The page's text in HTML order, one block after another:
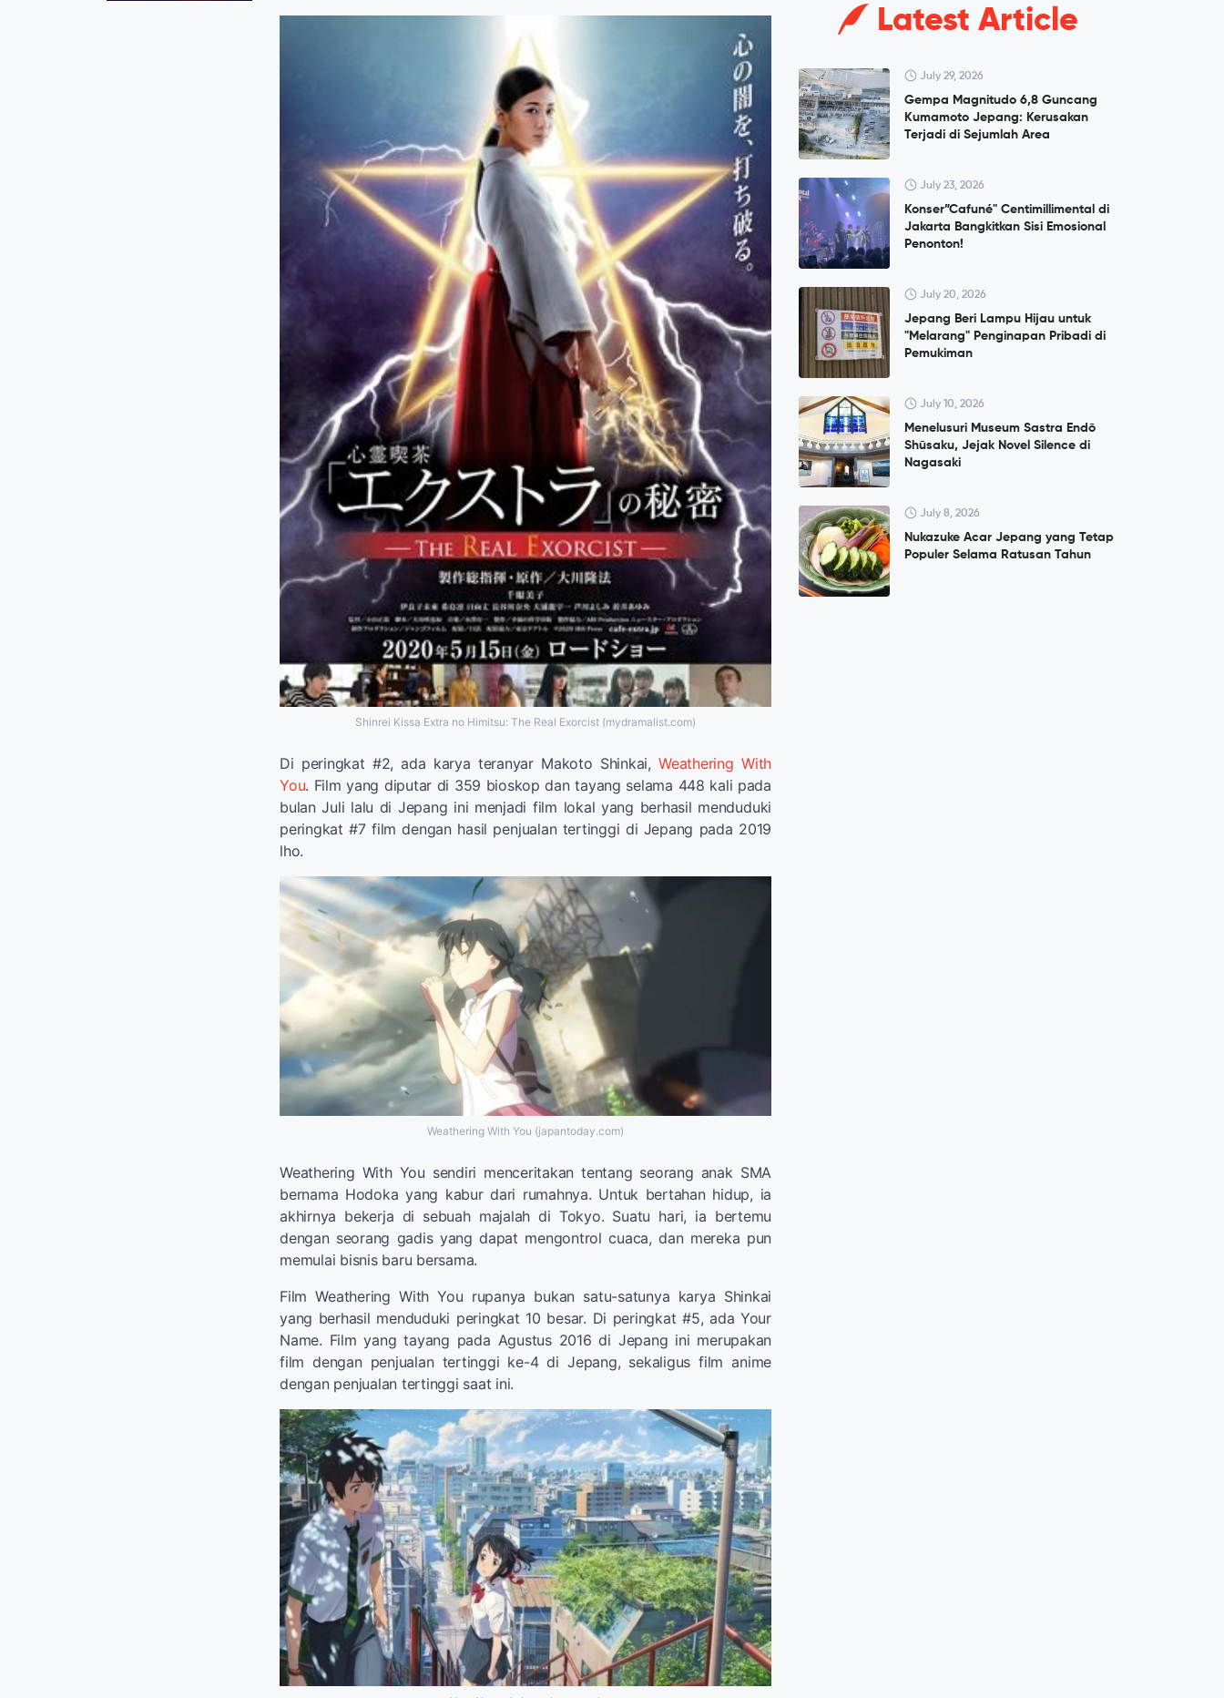
Shinrei Kissa Extra no Himitsu: The Real Exorcist (mydramalist.com)
Di peringkat #2, ada karya teranyar Makoto Shinkai,Weathering With
You. Film yang diputar di 359 bioskop dan tayang selama 448 kali pada
bulan Juli lalu di Jepang ini menjadi film lokal yang berhasil menduduki
peringkat #7 film dengan hasil penjualan tertinggi di Jepang pada 2019
lho.
Weathering With You (japantoday.com)
Weathering With You sendiri menceritakan tentang seorang anak SMA
bernama Hodoka yang kabur dari rumahnya. Untuk bertahan hidup, ia
akhirnya bekerja di sebuah majalah di Tokyo. Suatu hari, ia bertemu
dengan seorang gadis yang dapat mengontrol cuaca, dan mereka pun
memulai bisnis baru bersama.
Film Weathering With You rupanya bukan satu-satunya karya Shinkai
yang berhasil menduduki peringkat 10 besar. Di peringkat #5, ada Your
Name. Film yang tayang pada Agustus 2016 di Jepang ini merupakan
film dengan penjualan tertinggi ke-4 di Jepang, sekaligus film anime
dengan penjualan tertinggi saat ini.
Latest Article
July 29, 2026
Gempa Magnitudo 6,8 Guncang
Kumamoto Jepang: Kerusakan
Terjadi di Sejumlah Area
July 23, 2026
Konser”Cafuné" Centimillimental di
Jakarta Bangkitkan Sisi Emosional
Penonton!
July 20, 2026
Jepang Beri Lampu Hijau untuk
"Melarang" Penginapan Pribadi di
Pemukiman
July 10, 2026
Menelusuri Museum Sastra Endō
Shūsaku, Jejak Novel Silence di
Nagasaki
July 8, 2026
Nukazuke Acar Jepang yang Tetap
Populer Selama Ratusan Tahun